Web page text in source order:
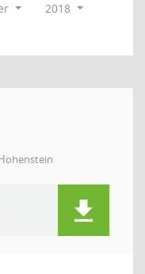
2018